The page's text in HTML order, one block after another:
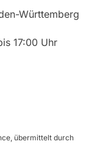
Württemberg
17:00 Uhr
übermittelt durch